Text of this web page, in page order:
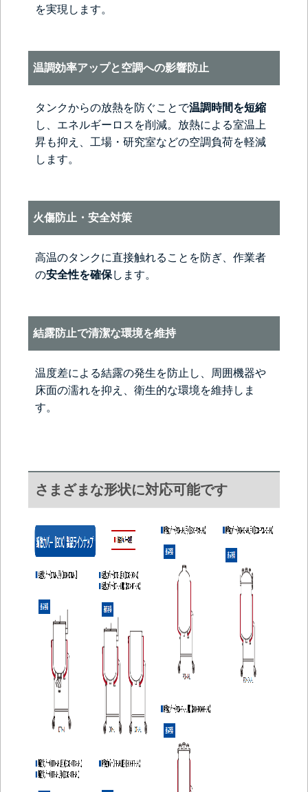
を実現します。
温調効率アップと空調への影響防止
タンクからの放熱を防ぐことで温調時間を短縮
し、エネルギーロスを削減。放熱による室温上
昇も抑え、工場・研究室などの空調負荷を軽減
します。
火傷防止・安全対策
高温のタンクに直接触れることを防ぎ、作業者
の安全性を確保します。
結露防止で清潔な環境を維持
温度差による結露の発生を防止し、周囲機器や
床面の濡れを抑え、衛生的な環境を維持しま
す。
さまざまな形状に対応可能です